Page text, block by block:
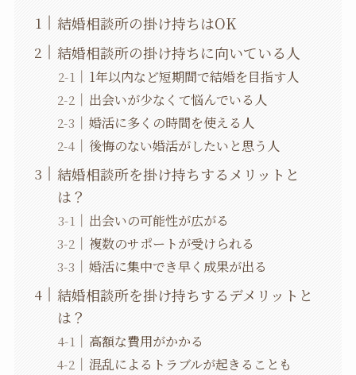
結婚相談所の掛け持ちはOK
結婚相談所の掛け持ちに向いている人
1年以内など短期間で結婚を目指す人
出会いが少なくて悩んでいる人
婚活に多くの時間を使える人
後悔のない婚活がしたいと思う人
結婚相談所を掛け持ちするメリットと
は？
出会いの可能性が広がる
複数のサポートが受けられる
婚活に集中でき早く成果が出る
結婚相談所を掛け持ちするデメリットと
は？
高額な費用がかかる
混乱によるトラブルが起きることも